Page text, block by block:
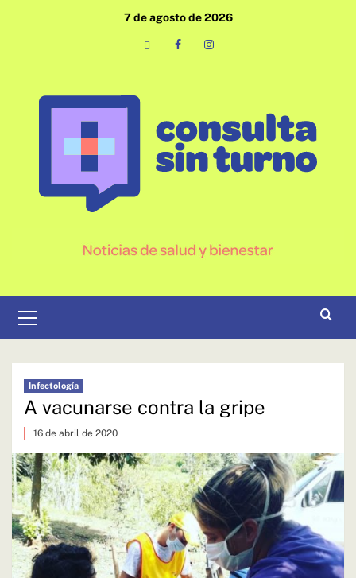
7 de agosto de 2026
primario
Infectología
A vacunarse contra la gripe
16 de abril de 2020